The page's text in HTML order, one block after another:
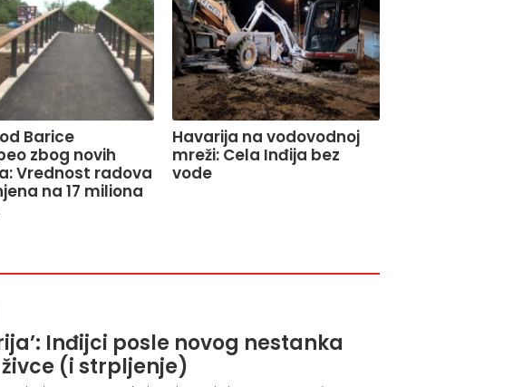
Barice
zbog novih
Vrednost radova
na 17 miliona
Havarija na vodovodnoj
mreži: Cela Inđija bez
vode
Inđijci posle novog nestanka
(i strpljenje)